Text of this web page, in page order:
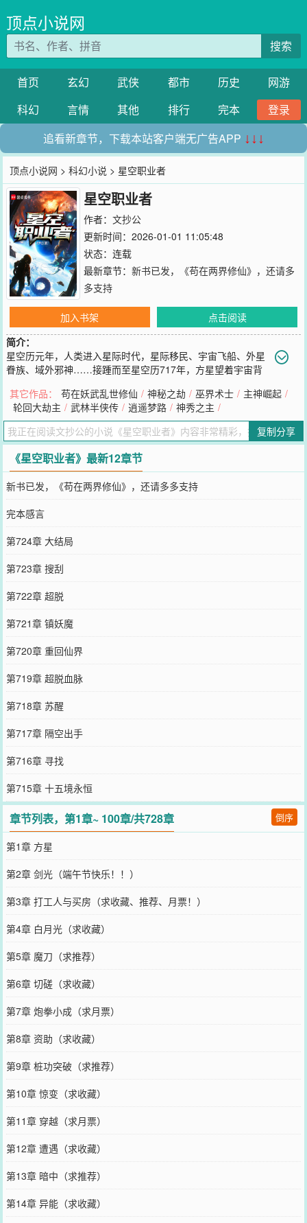
顶点小说网
搜索
首页 玄幻 武侠 都市 历史
网游
科幻
言情 其他 排行 完本
登录
追看新章节，下载本站客户端无广告APP ↓↓↓
顶点小说网 >科幻小说 > 星空职业者
星空职业者
作者： 文抄公
更新时间：2026-01-01 11:05:48
状态：连载
最新章节： 新书已发，《苟在两界修仙》，还请多
多支持
加入书架
点击阅读
简介：
星空历元年，人类进入星际时代，星际移民、宇宙飞船、外星
眷族、域外邪神……接踵而至星空历717年，方星望着宇宙背
么触手、什么密教、什么邪神，都要被我无上的天赋震慑，以铁拳统
统打爆啊口胡……好吧，这其实是一个穿越者，靠着职业者面板，在
诸多异界为所欲为的故事……
您要是觉得《星空职业者》还不错的话请不要忘记向您QQ群和微博微
信里的朋友推荐哦！
其它作品： 苟在妖武乱世修仙 / 神秘之劫 / 巫界术士 / 主神崛起 /
轮回大劫主 / 武林半侠传 / 逍遥梦路 / 神秀之主 /
复制分享
《星空职业者》最新12章节
新书已发，《苟在两界修仙》，还请多多支持
完本感言
第724章 大结局
第723章 搜刮
第722章 超脱
第721章 镇妖魔
第720章 重回仙界
第719章 超脱血脉
第718章 苏醒
第717章 隔空出手
第716章 寻找
第715章 十五境永恒
章节列表，第1章~ 100章/共728章 倒序
第1章 方星
第2章 剑光（端午节快乐！！）
第3章 打工人与买房（求收藏、推荐、月票！）
第4章 白月光（求收藏）
第5章 魔刀（求推荐）
第6章 切磋（求收藏）
第7章 炮拳小成（求月票）
第8章 资助（求收藏）
第9章 桩功突破（求推荐）
第10章 惊变（求收藏）
第11章 穿越（求月票）
第12章 遭遇（求收藏）
第13章 暗中（求推荐）
第14章 异能（求收藏）